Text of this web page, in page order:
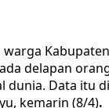
warga
delapan
dunia. Data itu
kemarin (8/4).